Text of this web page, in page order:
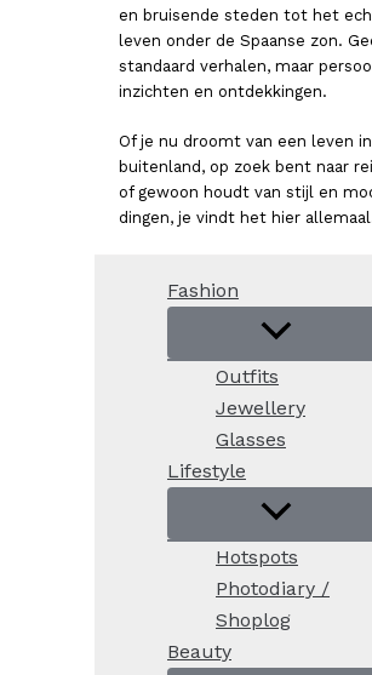
en bruisende steden tot het
leven onder de Spaanse zon.
standaard verhalen, maar
inzichten en ontdekkingen.
Of je nu droomt van een leven
buitenland, op zoek bent naar
of gewoon houdt van stijl en
dingen, je vindt het hier
Fashion
Outfits
Jewellery
Glasses
Lifestyle
Hotspots
Photodiary /
Shoplog
Beauty